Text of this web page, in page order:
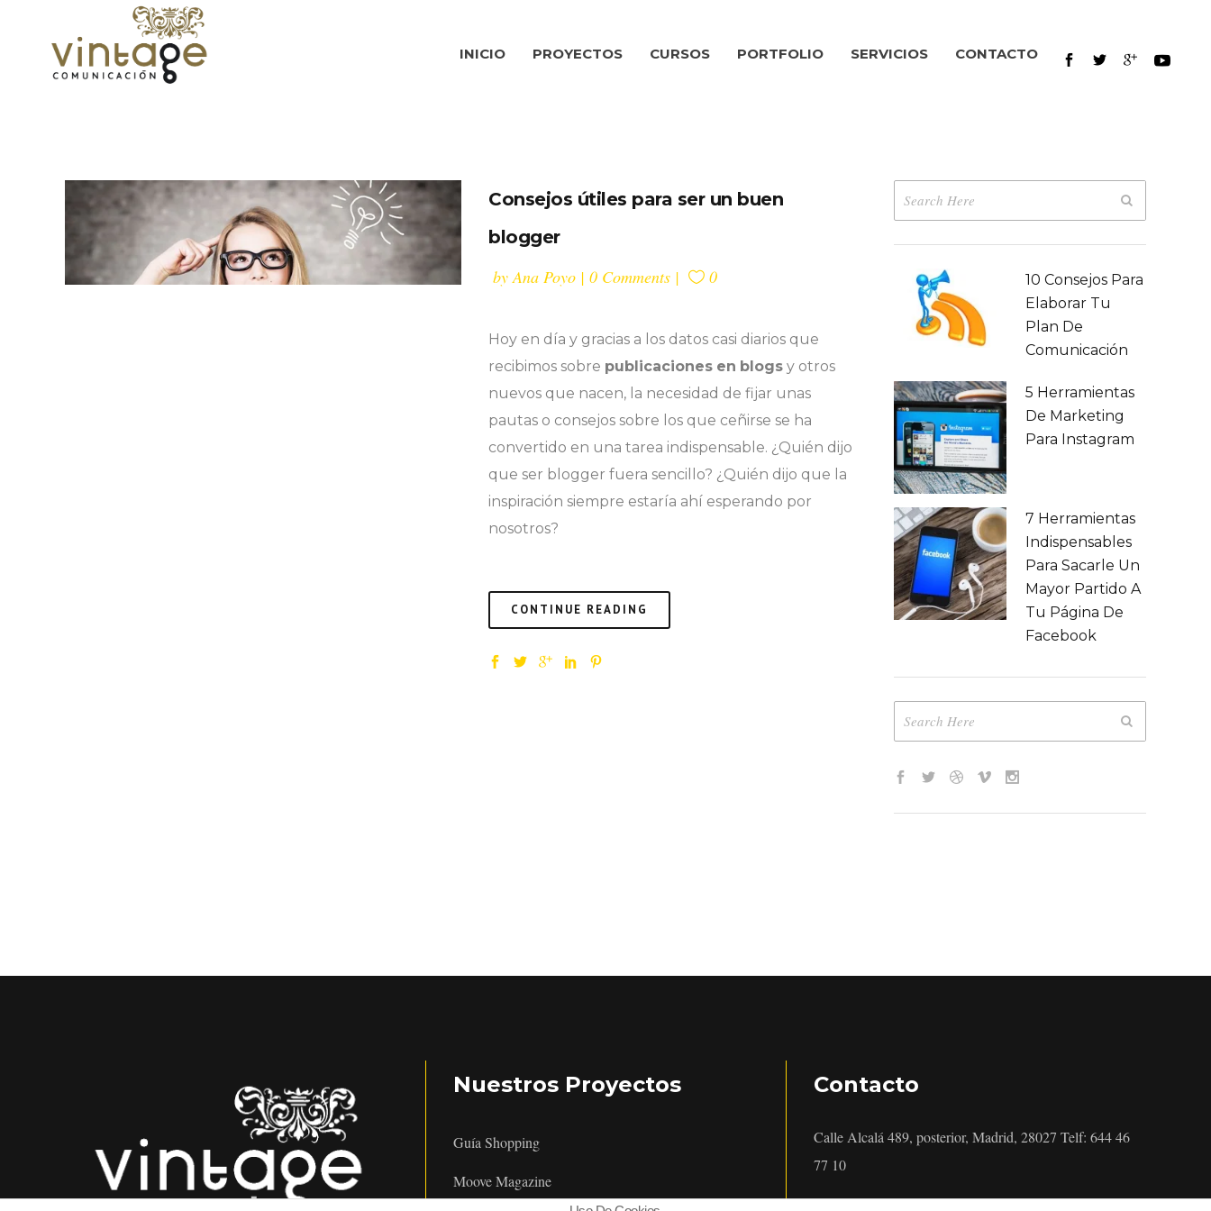
INICIO PROYECTOS CURSOS PORTFOLIO SERVICIOS CONTACTO
Consejos útiles para ser un buen
blogger
byAna Poyo 0 Comments 0
Hoy en día y gracias a los datos casi diarios que
recibimos sobre publicaciones en blogs y otros
nuevos que nacen, la necesidad de fijar unas
pautas o consejos sobre los que ceñirse se ha
convertido en una tarea indispensable. ¿Quién dijo
que ser blogger fuera sencillo? ¿Quién dijo que la
inspiración siempre estaría ahí esperando por
nosotros?
CONTINUE READING
10 Consejos Para
Elaborar Tu
Plan De
Comunicación
5 Herramientas
De Marketing
Para Instagram
7 Herramientas
Indispensables
Para Sacarle Un
Mayor Partido A
Tu Página De
Facebook
Nuestros Proyectos
Guía Shopping
Moove Magazine
Contacto
Calle Alcalá 489, posterior, Madrid, 28027 Telf: 644 46
77 10